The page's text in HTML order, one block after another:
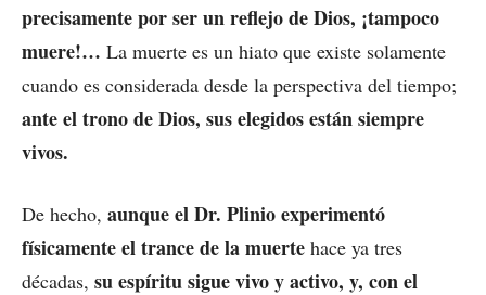
precisamente por ser un reflejo de Dios, ¡tampoco
muere!… La muerte es un hiato que existe solamente
cuando es considerada desde la perspectiva del tiempo;
ante el trono de Dios, sus elegidos están siempre
vivos.
De hecho, aunque el Dr. Plinio experimentó
físicamente el trance de la muerte hace ya tres
décadas, su espíritu sigue vivo y activo, y, con el